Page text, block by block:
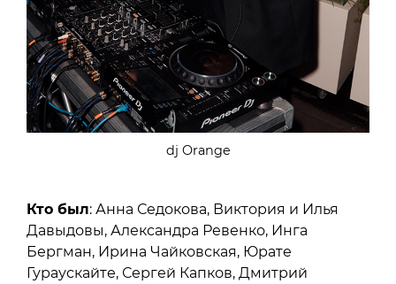
dj Orange
Кто был: Анна Седокова, Виктория и Илья
Давыдовы, Александра Ревенко, Инга
Бергман, Ирина Чайковская, Юрате
Гураускайте, Сергей Капков, Дмитрий